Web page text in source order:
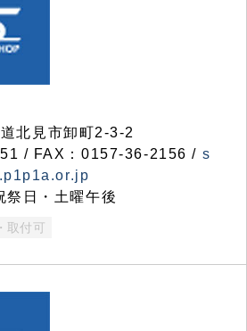
北見市卸町2-3-2
/ FAX：0157-36-2156 / s
祭日・土曜午後
取付可